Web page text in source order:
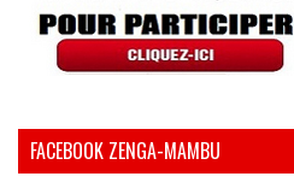
FACEBOOK ZENGA-MAMBU